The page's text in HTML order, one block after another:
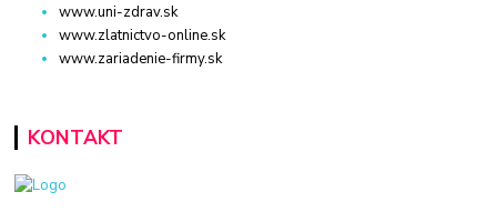
www.uni-zdrav.sk
www.zlatnictvo-online.sk
www.zariadenie-firmy.sk
KONTAKT